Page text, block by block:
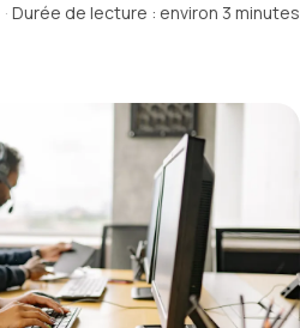
· Durée de lecture : environ 3 minutes